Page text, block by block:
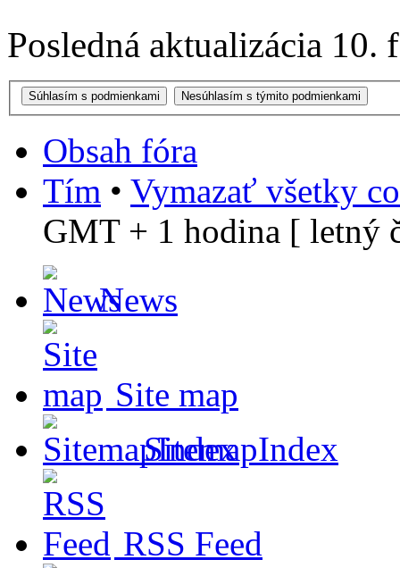
Posledná aktualizácia 10.
Obsah fóra
Tím • Vymazať všetky
GMT + 1 hodina [ letný
News
Site map
SitemapIndex
RSS Feed